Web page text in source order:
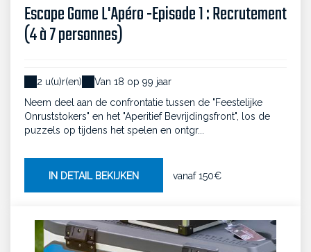
Escape Game L'Apéro -Episode 1 : Recrutement
(4 à 7 personnes)
2 u(u)r(en)
Van 18 op 99 jaar
Neem deel aan de confrontatie tussen de "Feestelijke
Onruststokers" en het "Aperitief Bevrijdingsfront", los de
puzzels op tijdens het spelen en ontgr...
IN DETAIL BEKIJKEN vanaf150€